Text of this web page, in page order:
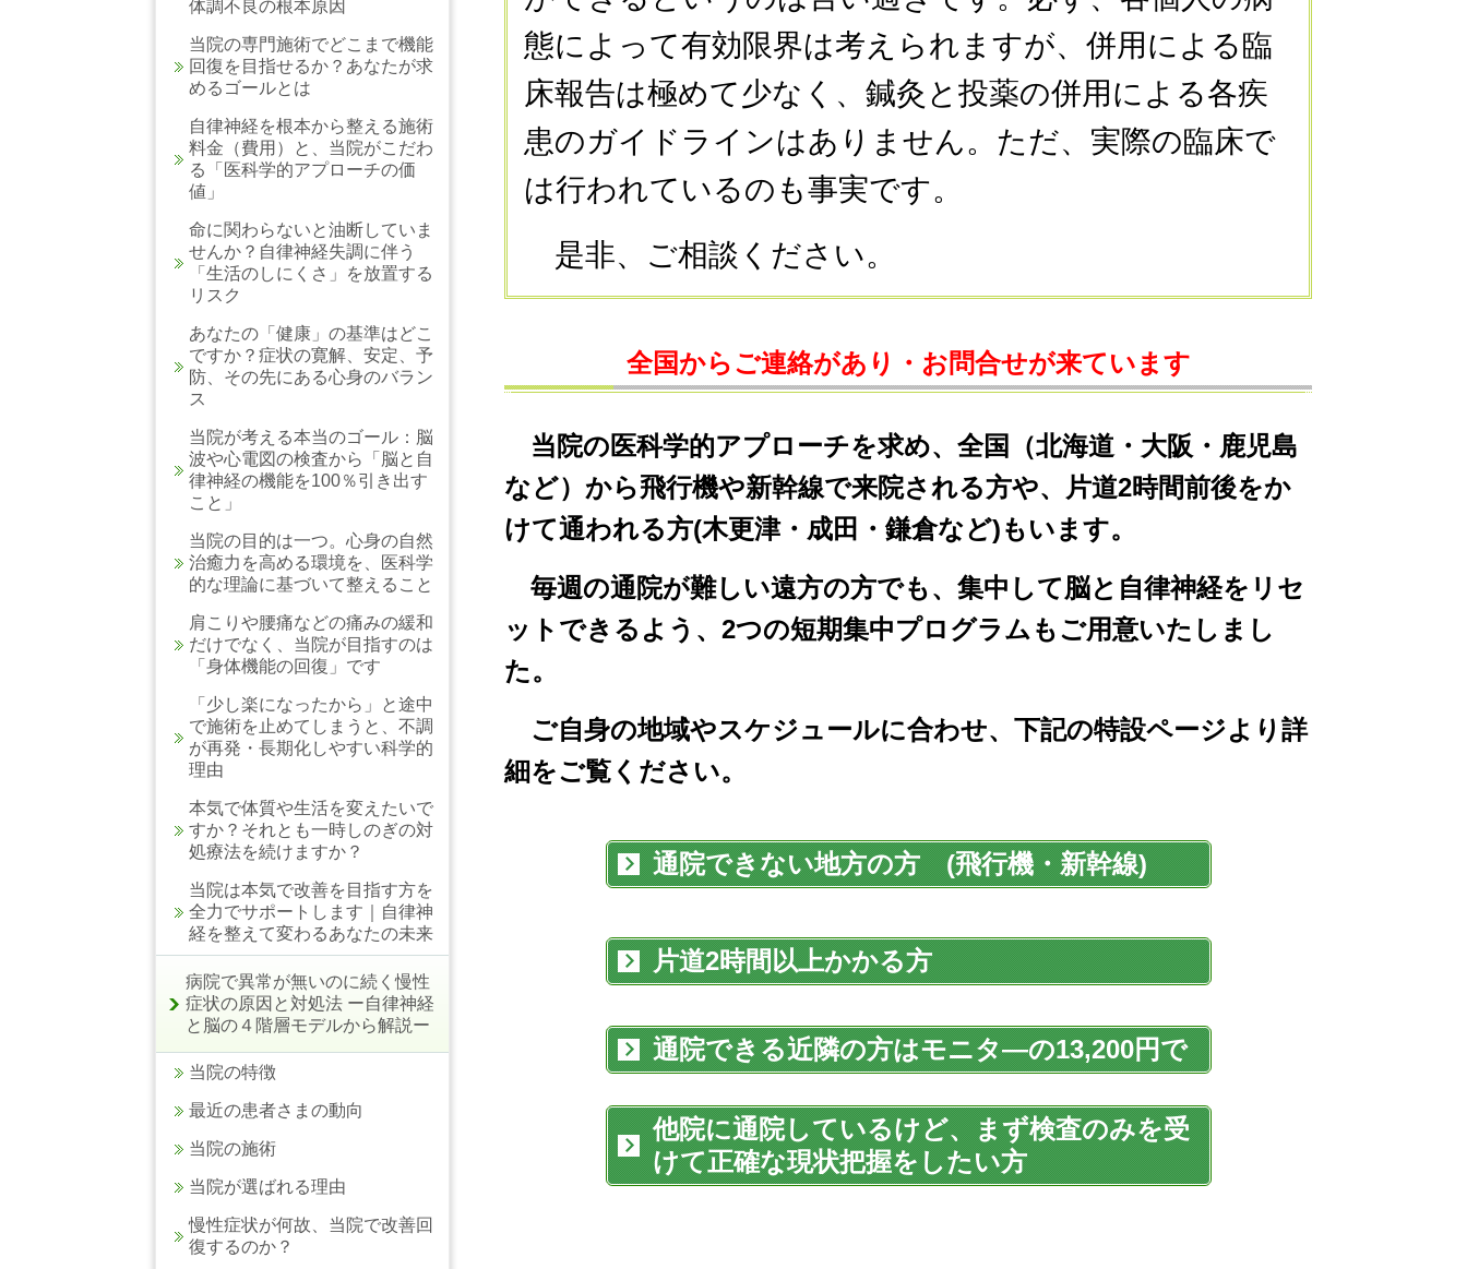
態によって有効限界は考えられますが、併用による臨
床報告は極めて少なく、鍼灸と投薬の併用による各疾
患のガイドラインはありません。ただ、実際の臨床で
は行われているのも事実です。
是非、ご相談ください。
全国からご連絡があり・お問合せが来ています
当院の医科学的アプローチを求め、全国（北海道・大阪・鹿児島
など）から飛行機や新幹線で来院される方や、片道2時間前後をか
けて通われる方(木更津・成田・鎌倉など)もいます。
毎週の通院が難しい遠方の方でも、集中して脳と自律神経をリセ
ットできるよう、2つの短期集中プログラムもご用意いたしまし
た。
ご自身の地域やスケジュールに合わせ、下記の特設ページより詳
細をご覧ください。
通院できない地方の方 (飛行機・新幹線)
片道2時間以上かかる方
通院できる近隣の方はモニタ―の13,200円で
他院に通院しているけど、まず検査のみを受
けて正確な現状把握をしたい方
体調不良の根本原因
当院の専門施術でどこまで機能
回復を目指せるか？あなたが求
めるゴールとは
自律神経を根本から整える施術
料金（費用）と、当院がこだわ
る「医科学的アプローチの価
値」
命に関わらないと油断していま
せんか？自律神経失調に伴う
「生活のしにくさ」を放置する
リスク
あなたの「健康」の基準はどこ
ですか？症状の寛解、安定、予
防、その先にある心身のバラン
ス
当院が考える本当のゴール：脳
波や心電図の検査から「脳と自
律神経の機能を100％引き出す
こと」
当院の目的は一つ。心身の自然
治癒力を高める環境を、医科学
的な理論に基づいて整えること
肩こりや腰痛などの痛みの緩和
だけでなく、当院が目指すのは
「身体機能の回復」です
「少し楽になったから」と途中
で施術を止めてしまうと、不調
が再発・長期化しやすい科学的
理由
本気で体質や生活を変えたいで
すか？それとも一時しのぎの対
処療法を続けますか？
当院は本気で改善を目指す方を
全力でサポートします｜自律神
経を整えて変わるあなたの未来
病院で異常が無いのに続く慢性
症状の原因と対処法 ー自律神経
と脳の４階層モデルから解説ー
当院の特徴
最近の患者さまの動向
当院の施術
当院が選ばれる理由
慢性症状が何故、当院で改善回
復するのか？